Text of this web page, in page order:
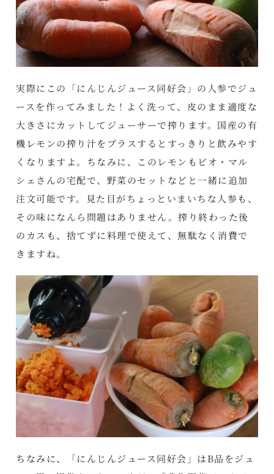
実際にこの「にんじんジュース同好会」の人参でジュ
ースを作ってみました！よく洗って、皮のまま適度な
大きさにカットしてジューサーで搾ります。国産の有
機レモンの搾り汁をプラスするとすっきりと飲みやす
くなりますよ。ちなみに、このレモンもビオ・マル
シェさんの宅配で、野菜のセットなどと一緒に追加
注文可能です。見た目がちょっといまいちな人参も、
その味になんら問題はありません。搾り終わった後
のカスも、捨てずに料理で使えて、無駄なく消費で
きますね。
ちなみに、「にんじんジュース同好会」はB品をジュ